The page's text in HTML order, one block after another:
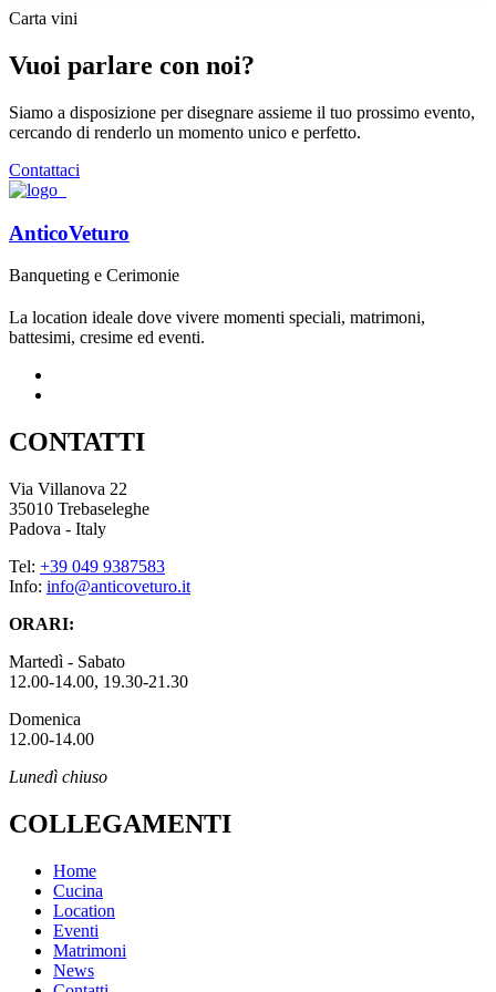
Carta vini
Vuoi parlare con noi?
Siamo a disposizione per disegnare assieme il tuo prossimo evento,
cercando di renderlo un momento unico e perfetto.
Contattaci
AnticoVeturo
Banqueting e Cerimonie
La location ideale dove vivere momenti speciali, matrimoni,
battesimi, cresime ed eventi.
CONTATTI
Via Villanova 22
35010 Trebaseleghe
Padova - Italy
Tel: +39 049 9387583
Info: info@anticoveturo.it
ORARI:
Martedì - Sabato
12.00-14.00, 19.30-21.30
Domenica
12.00-14.00
Lunedì chiuso
COLLEGAMENTI
Home
Cucina
Location
Eventi
Matrimoni
News